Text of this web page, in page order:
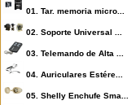
01. Tar. memoria micro...
02. Soporte Universal ...
03. Telemando de Alta ...
04. Auriculares Estére...
05. Shelly Enchufe Sma...